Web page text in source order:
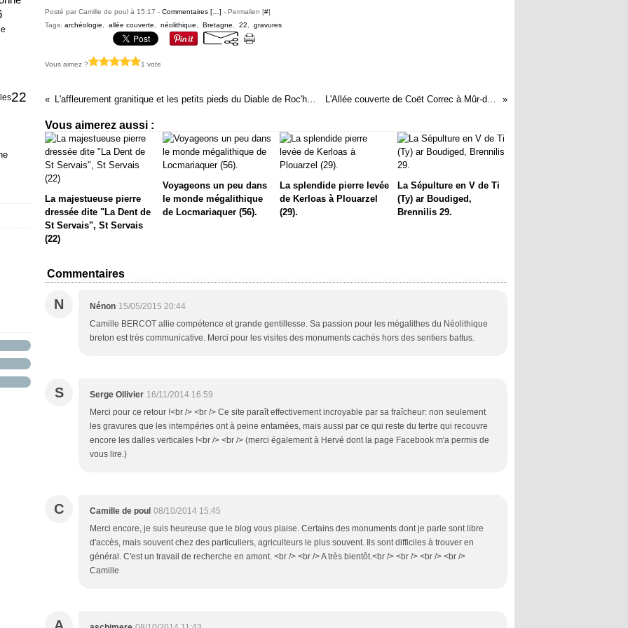
22
Posté par Camille de poul à 15:17 - Commentaires [ ] - Permalien [#]
Tags: archéologie allée couverte néolithique Bretagne 22 gravures
Vous aimez ? 1 vote
L'affleurement granitique et les petits pieds du Diable de Roc'h Priol à Quiberon (56) L'Allée couverte de Coët Correc à Mûr-de-Bretagne (22)
Vous aimerez aussi :
La majestueuse pierre
dressée dite "La Dent de
St Servais", St Servais
(22)
Voyageons un peu dans
le monde mégalithique
de Locmariaquer (56).
La splendide pierre levée
de Kerloas à Plouarzel
(29).
La Sépulture en V de Ti
(Ty) ar Boudiged,
Brennilis 29.
Commentaires
N Nénon 15/05/2015 20:44
Camille BERCOT allie compétence et grande gentillesse. Sa passion pour les mégalithes du Néolithique
breton est très communicative. Merci pour les visites des monuments cachés hors des sentiers battus.
S Serge Ollivier 16/11/2014 16:59
Merci pour ce retour !<br /> <br /> Ce site paraît effectivement incroyable par sa fraîcheur: non seulement
les gravures que les intempéries ont à peine entamées, mais aussi par ce qui reste du tertre qui recouvre
encore les dalles verticales !<br /> <br /> (merci également à Hervé dont la page Facebook m'a permis de
vous lire.)
C Camille de poul 08/10/2014 15:45
Merci encore, je suis heureuse que le blog vous plaise. Certains des monuments dont je parle sont libre
d'accès, mais souvent chez des particuliers, agriculteurs le plus souvent. Ils sont difficiles à trouver en
général. C'est un travail de recherche en amont. <br /> <br /> A très bientôt.<br /> <br /> <br /> <br />
Camille